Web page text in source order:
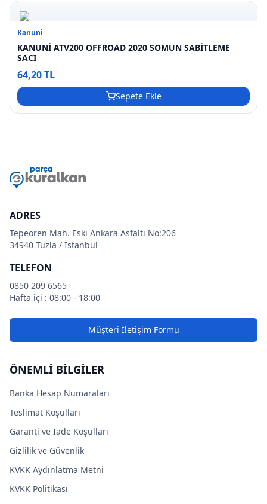
Kanuni
KANUNİ ATV200 OFFROAD 2020 SOMUN SABİTLEME
SACI
64,20 TL
Sepete Ekle
ADRES
Tepeören Mah. Eski Ankara Asfaltı No:206
34940 Tuzla / İstanbul
TELEFON
0850 209 6565
Hafta içi : 08:00 - 18:00
Müşteri İletişim Formu
ÖNEMLİ BİLGİLER
Banka Hesap Numaraları
Teslimat Koşulları
Garanti ve İade Koşulları
Gizlilik ve Güvenlik
KVKK Aydınlatma Metni
KVKK Politikası